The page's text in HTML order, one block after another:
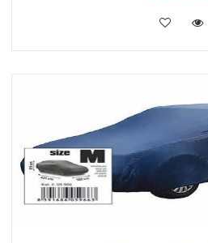
KOUPIT